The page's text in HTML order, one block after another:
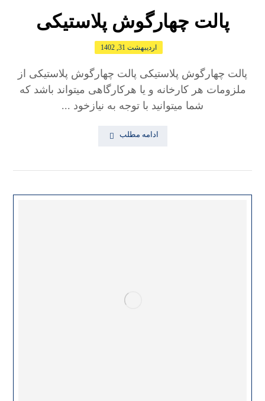
پالت چهارگوش پلاستیکی
اردیبهشت 31, 1402
پالت چهارگوش پلاستیکی پالت چهارگوش پلاستیکی از
ملزومات هر کارخانه و یا هرکارگاهی میتواند باشد که
شما میتوانید با توجه به نیازخود ...
ادامه مطلب